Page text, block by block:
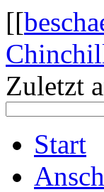
[[
Zuletzt
Start